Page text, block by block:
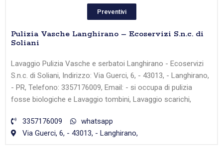
Preventivi
Pulizia Vasche Langhirano – Ecoservizi S.n.c. di
Soliani
Lavaggio Pulizia Vasche e serbatoi Langhirano - Ecoservizi
S.n.c. di Soliani, Indirizzo: Via Guerci, 6, - 43013, - Langhirano,
- PR, Telefono: 3357176009, Email: - si occupa di pulizia
fosse biologiche e Lavaggio tombini, Lavaggio scarichi,
3357176009
whatsapp
Via Guerci, 6, - 43013, - Langhirano,